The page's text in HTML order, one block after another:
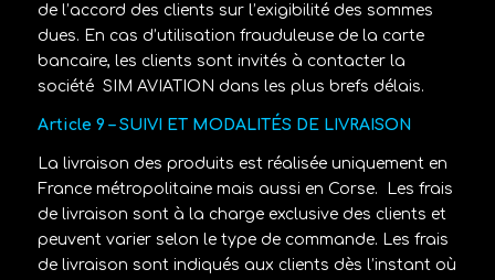
de l’accord des clients sur l’exigibilité des sommes
dues. En cas d’utilisation frauduleuse de la carte
bancaire, les clients sont invités à contacter la
société SIM AVIATION dans les plus brefs délais.
Article 9 – SUIVI ET MODALITÉS DE LIVRAISON
La livraison des produits est réalisée uniquement en
France métropolitaine mais aussi en Corse.
Les frais
de livraison sont à la charge exclusive des clients et
peuvent varier selon le type de commande. Les frais
de livraison sont indiqués aux clients dès l’instant où